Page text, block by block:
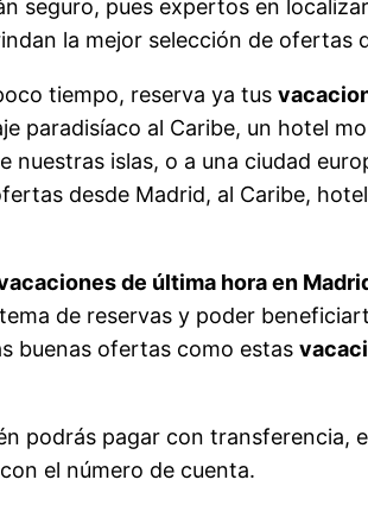
seguro, pues expertos en
la mejor selección de ofertas
tiempo, reserva ya tus
paradisíaco al Caribe, un hotel
islas, o a una ciudad
desde Madrid, al Caribe,
de última hora en
de reservas y poder
buenas ofertas como estas
podrás pagar con transferencia,
el número de cuenta.